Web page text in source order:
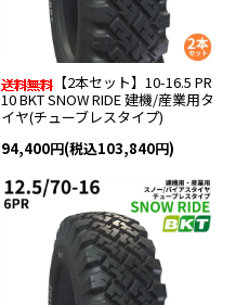
【2本セット】10-16.5 PR
10 BKT SNOW RIDE 建機/産業用タ
イヤ(チューブレスタイプ)
94,400円(税込103,840円)